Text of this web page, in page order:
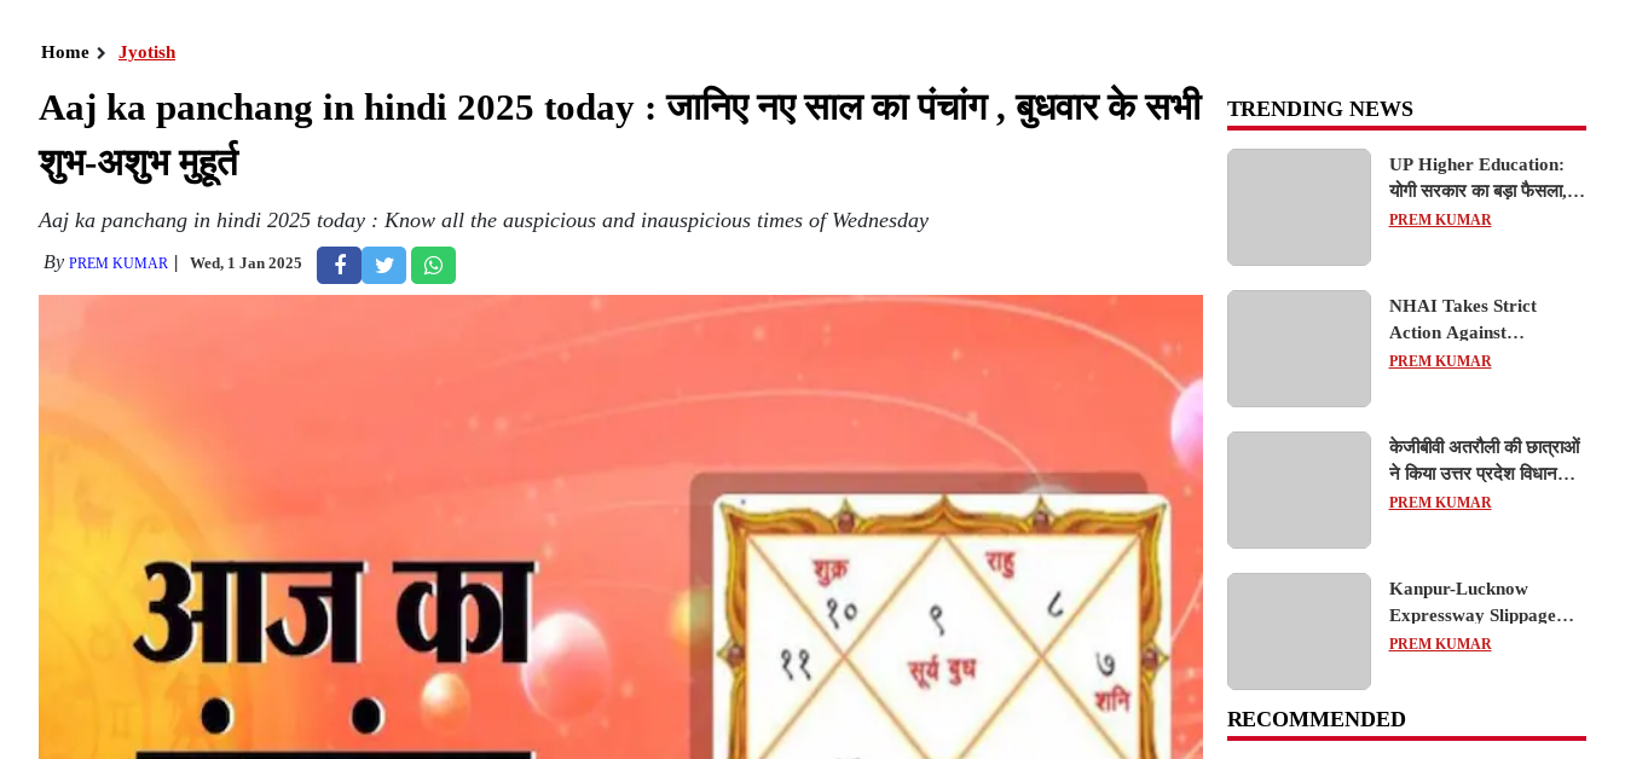
Home Jyotish
Aaj ka panchang in hindi 2025 today : जानिए नए साल का पंचांग , बुधवार के सभी
शुभ-अशुभ मुहूर्त
Aaj ka panchang in hindi 2025 today : Know all the auspicious and inauspicious times of Wednesday
By PREM KUMAR Wed, 1 Jan 2025
TRENDING NEWS
UP Higher Education:
योगी सरकार का बड़ा फैसला,
यूपी में 3 नए प्राइवेट
PREM KUMAR
NHAI Takes Strict
Action Against
Concessionaire,
Expressway Issues
PREM KUMAR
केजीबीवी अतरौली की छात्राओं
ने किया उत्तर प्रदेश विधानसभा
का शैक्षिक भ्रमण, लोकतांत्रिक
PREM KUMAR
Kanpur-Lucknow
Expressway Slippage
Action: कानपुर-लखनऊ
और कंपनियों पर गिरी गाज,
PREM KUMAR
RECOMMENDED